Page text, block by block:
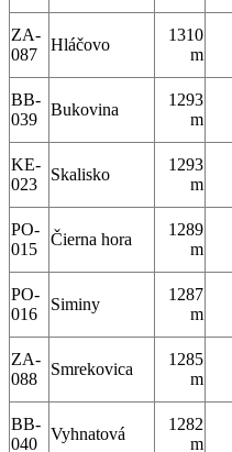
ZA-
087
Hláčovo
1310
m
BB-
039
Bukovina
1293
m
KE-
023
Skalisko
1293
m
PO-
015
Čierna hora
1289
m
PO-
016
Siminy
1287
m
ZA-
088
Smrekovica
1285
m
BB-
040
Vyhnatová
1282
m